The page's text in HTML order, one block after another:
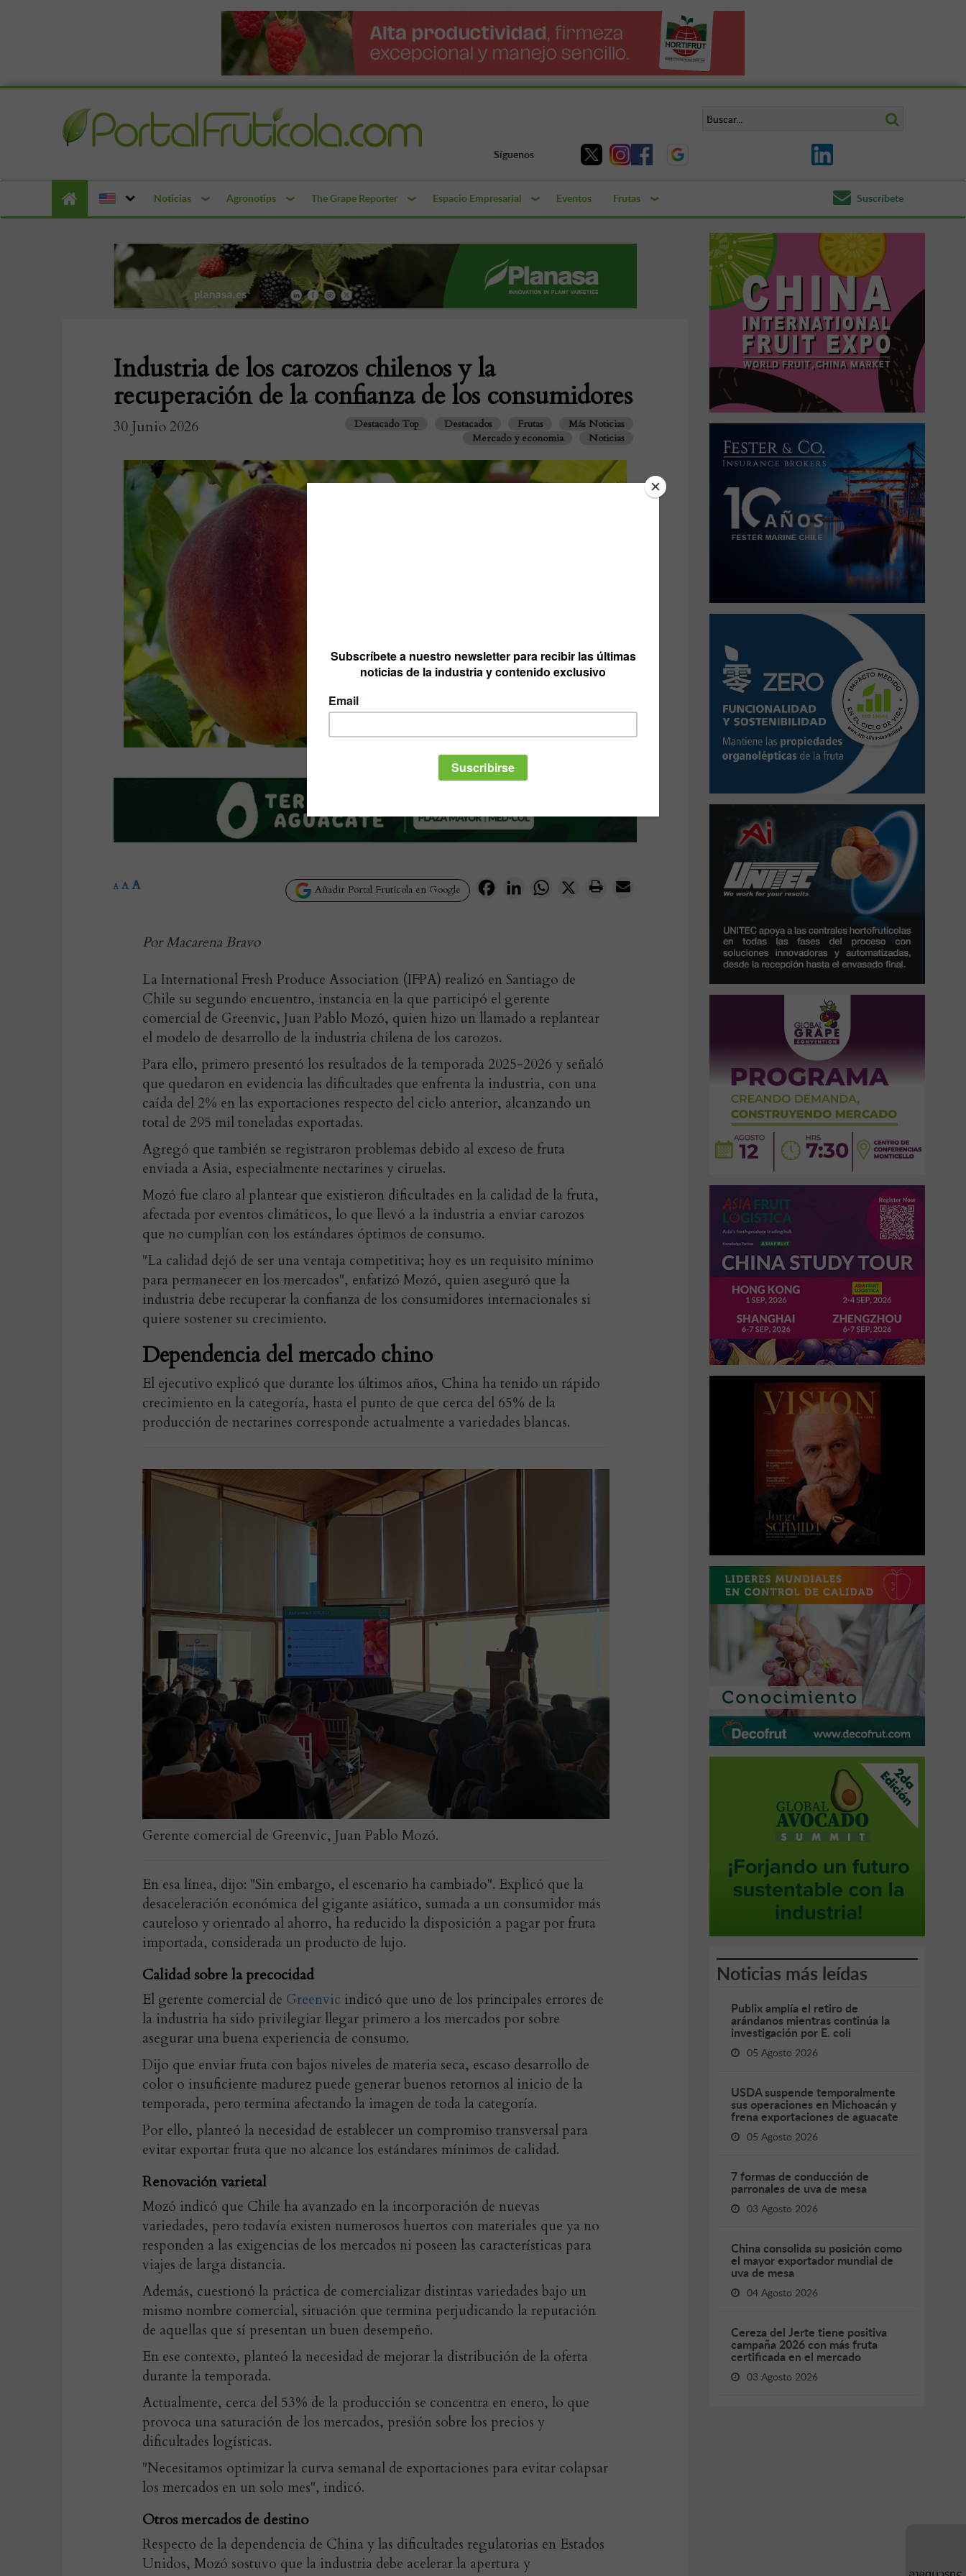
Síguenos
Noticias Agronotips The Grape Reporter Espacio Empresarial Eventos Frutas Suscríbete
Industria de los carozos chilenos y la
recuperación de la confianza de los consumidores
30 Junio 2026 Destacado Top Destacados Frutas
Más Noticias
Mercado y economia
Noticias
Añadir Portal Frutícola en Google FacebookLinkedInWhatsApp
X
A A A
Por Macarena Bravo
La International Fresh Produce Association (IFPA) realizó en Santiago de
Chile su segundo encuentro, instancia en la que participó el gerente
comercial de Greenvic, Juan Pablo Mozó, quien hizo un llamado a replantear
el modelo de desarrollo de la industria chilena de los carozos.
Para ello, primero presentó los resultados de la temporada 2025-2026 y señaló
que quedaron en evidencia las dificultades que enfrenta la industria, con una
caída del 2% en las exportaciones respecto del ciclo anterior, alcanzando un
total de 295 mil toneladas exportadas.
Agregó que también se registraron problemas debido al exceso de fruta
enviada a Asia, especialmente nectarines y ciruelas.
Mozó fue claro al plantear que existieron dificultades en la calidad de la fruta,
afectada por eventos climáticos, lo que llevó a la industria a enviar carozos
que no cumplían con los estándares óptimos de consumo.
"La calidad dejó de ser una ventaja competitiva; hoy es un requisito mínimo
para permanecer en los mercados", enfatizó Mozó, quien aseguró que la
industria debe recuperar la confianza de los consumidores internacionales si
quiere sostener su crecimiento.
Dependencia del mercado chino
El ejecutivo explicó que durante los últimos años, China ha tenido un rápido
crecimiento en la categoría, hasta el punto de que cerca del 65% de la
producción de nectarines corresponde actualmente a variedades blancas.
Gerente comercial de Greenvic, Juan Pablo Mozó.
En esa línea, dijo: "Sin embargo, el escenario ha cambiado". Explicó que la
desaceleración económica del gigante asiático, sumada a un consumidor más
cauteloso y orientado al ahorro, ha reducido la disposición a pagar por fruta
importada, considerada un producto de lujo.
Calidad sobre la precocidad
El gerente comercial de Greenvic indicó que uno de los principales errores de
la industria ha sido privilegiar llegar primero a los mercados por sobre
asegurar una buena experiencia de consumo.
Dijo que enviar fruta con bajos niveles de materia seca, escaso desarrollo de
color o insuficiente madurez puede generar buenos retornos al inicio de la
temporada, pero termina afectando la imagen de toda la categoría.
Por ello, planteó la necesidad de establecer un compromiso transversal para
evitar exportar fruta que no alcance los estándares mínimos de calidad.
Renovación varietal
Mozó indicó que Chile ha avanzado en la incorporación de nuevas
variedades, pero todavía existen numerosos huertos con materiales que ya no
responden a las exigencias de los mercados ni poseen las características para
viajes de larga distancia.
Además, cuestionó la práctica de comercializar distintas variedades bajo un
mismo nombre comercial, situación que termina perjudicando la reputación
de aquellas que sí presentan un buen desempeño.
En ese contexto, planteó la necesidad de mejorar la distribución de la oferta
durante la temporada.
Actualmente, cerca del 53% de la producción se concentra en enero, lo que
provoca una saturación de los mercados, presión sobre los precios y
dificultades logísticas.
"Necesitamos optimizar la curva semanal de exportaciones para evitar colapsar
los mercados en un solo mes", indicó.
Otros mercados de destino
Respecto de la dependencia de China y las dificultades regulatorias en Estados
Unidos, Mozó sostuvo que la industria debe acelerar la apertura y
Noticias más leídas
Publix amplía el retiro de
arándanos mientras continúa la
investigación por E. coli
05 Agosto 2026
USDA suspende temporalmente
sus operaciones en Michoacán y
frena exportaciones de aguacate
05 Agosto 2026
7 formas de conducción de
parronales de uva de mesa
03 Agosto 2026
China consolida su posición como
el mayor exportador mundial de
uva de mesa
04 Agosto 2026
Cereza del Jerte tiene positiva
campaña 2026 con más fruta
certificada en el mercado
03 Agosto 2026